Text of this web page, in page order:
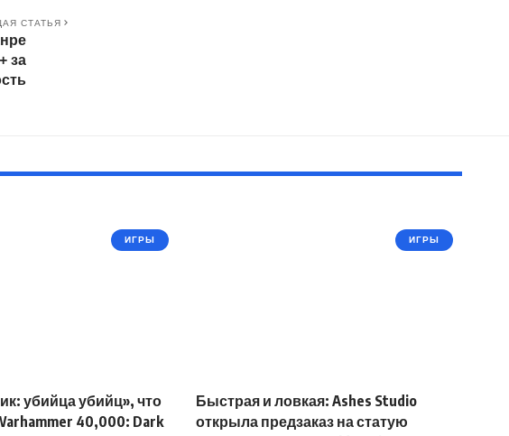
СТАТЬЯ
за
ИГРЫ
убийца убийц», что
40,000: Dark
ИГРЫ
Быстрая и ловкая: Ashes Studio
открыла предзаказ на статую